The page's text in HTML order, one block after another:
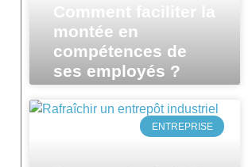
Comment faciliter la
montée en
compétences de
ses employés ?
ENTREPRISE